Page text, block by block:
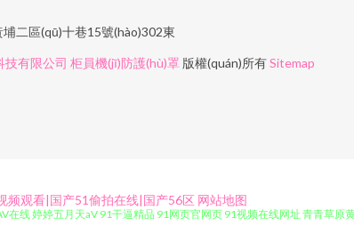
二區(qū)十巷15號(hào)302東
技有限公司 柜員機(jī)防護(hù)罩 版權(quán)所有Sitemap
频观看|国产51偷拍在线|国产56区 网站地图
线 婷婷五月天aV 91干逼精品 91网页官网页 91视频在线网址 青青草原